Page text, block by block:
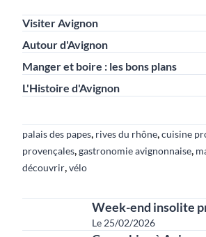
Visiter Avignon
Autour d'Avignon
Manger et boire : les bons plans
L'Histoire d'Avignon
palais des papes, rives du rhône,cuisine
provençales,gastronomie avignonnaise,
découvrir,vélo
Week-end insolite
Le 25/02/2026